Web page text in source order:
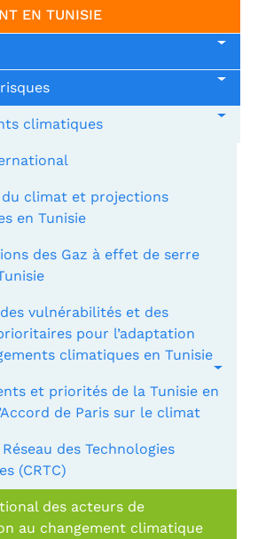
EN TUNISIE
climatiques
climat et projections
en Tunisie
des Gaz à effet de serre
vulnérabilités et des
pour l’adaptation
climatiques en Tunisie
et priorités de la Tunisie en
de Paris sur le climat
des Technologies
(CRTC)
des acteurs de
au changement climatique